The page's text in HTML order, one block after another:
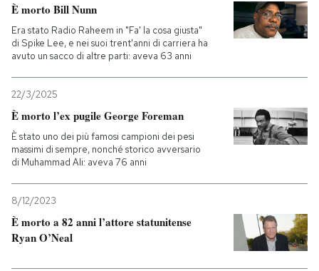
AREA PERSONALE
Entra
È morto Bill Nunn
Era stato Radio Raheem in "Fa' la cosa giusta"
di Spike Lee, e nei suoi trent'anni di carriera ha
avuto un sacco di altre parti: aveva 63 anni
22/3/2025
È morto l’ex pugile George Foreman
È stato uno dei più famosi campioni dei pesi
massimi di sempre, nonché storico avversario
di Muhammad Ali: aveva 76 anni
8/12/2023
È morto a 82 anni l’attore statunitense
Ryan O’Neal